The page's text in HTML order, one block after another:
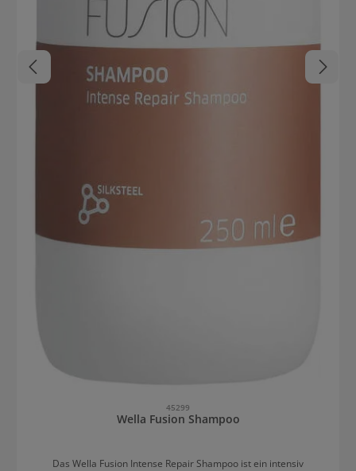
45299
Wella Fusion Shampoo
Das Wella Fusion Intense Repair Shampoo ist ein intensiv